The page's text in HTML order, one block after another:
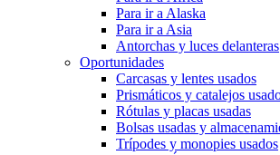
Para ir a Alaska
Para ir a Asia
Antorchas y luces delanteras
Oportunidades
Carcasas y lentes usados
Prismáticos y catalejos
Rótulas y placas usadas
Bolsas usadas y
Trípodes y monopies usados